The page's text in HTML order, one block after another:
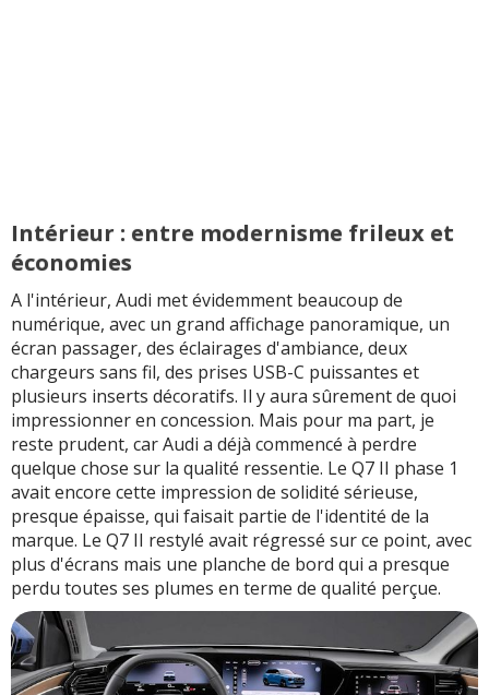
Intérieur : entre modernisme frileux et
économies
A l'intérieur, Audi met évidemment beaucoup de
numérique, avec un grand affichage panoramique, un
écran passager, des éclairages d'ambiance, deux
chargeurs sans fil, des prises USB-C puissantes et
plusieurs inserts décoratifs. Il y aura sûrement de quoi
impressionner en concession. Mais pour ma part, je
reste prudent, car Audi a déjà commencé à perdre
quelque chose sur la qualité ressentie. Le Q7 II phase 1
avait encore cette impression de solidité sérieuse,
presque épaisse, qui faisait partie de l'identité de la
marque. Le Q7 II restylé avait régressé sur ce point, avec
plus d'écrans mais une planche de bord qui a presque
perdu toutes ses plumes en terme de qualité perçue.